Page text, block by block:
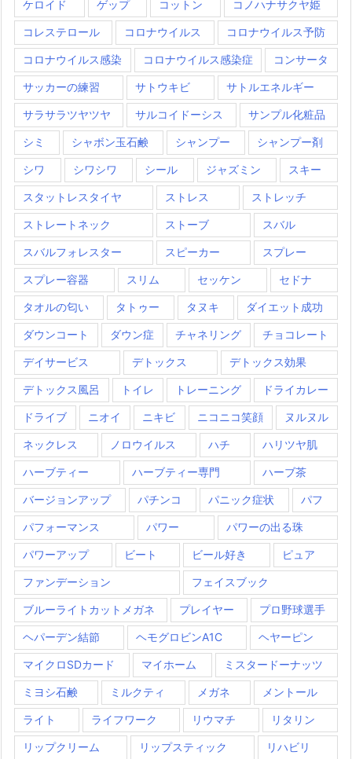
ケロイド ゲップ コットン コノハナサクヤ姫
コレステロール コロナウイルス コロナウイルス予防
コロナウイルス感染 コロナウイルス感染症 コンサータ
サッカーの練習 サトウキビ サトルエネルギー
サラサラツヤツヤ サルコイドーシス サンプル化粧品
シミ シャボン玉石鹸 シャンプー シャンプー剤
シワ シワシワ シール ジャズミン スキー
スタットレスタイヤ ストレス ストレッチ
ストレートネック ストーブ スバル
スバルフォレスター スピーカー スプレー
スプレー容器 スリム セッケン セドナ
タオルの匂い タトゥー タヌキ ダイエット成功
ダウンコート ダウン症 チャネリング チョコレート
デイサービス デトックス デトックス効果
デトックス風呂 トイレ トレーニング ドライカレー
ドライブ ニオイ ニキビ ニコニコ笑顔 ヌルヌル
ネックレス ノロウイルス ハチ ハリツヤ肌
ハーブティー ハーブティー専門 ハーブ茶
バージョンアップ パチンコ パニック症状 パフ
パフォーマンス パワー パワーの出る珠
パワーアップ ビート ビール好き ピュア
ファンデーション フェイスブック
ブルーライトカットメガネ プレイヤー プロ野球選手
ヘパーデン結節 ヘモグロビンA1C ヘヤーピン
マイクロSDカード マイホーム ミスタードーナッツ
ミヨシ石鹸 ミルクティ メガネ メントール
ライト ライフワーク リウマチ リタリン
リップクリーム リップスティック リハビリ